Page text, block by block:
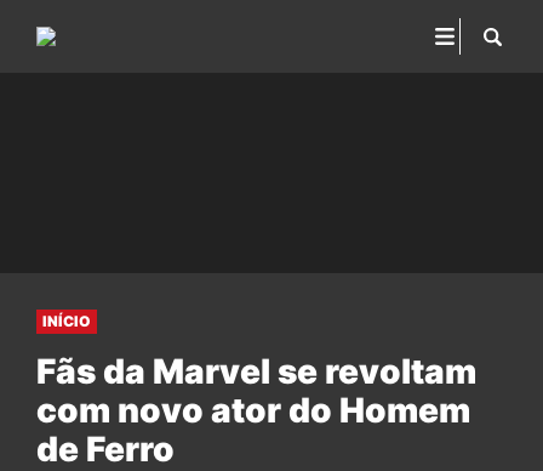
INÍCIO
Fãs da Marvel se revoltam
com novo ator do Homem
de Ferro